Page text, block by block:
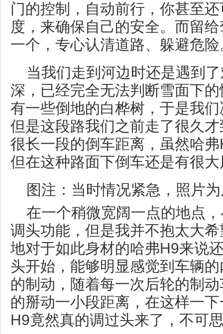
门的控制，自动前行，你甚至
度，来确保自己的安全。而留
一个，专心认清道路、躲避危险
当我们走到河边时还是遇到
深，已经完全无法判断雪面下
有一些倒地的白桦树，于是我
但是这段路我们之前走了很久
很长一段的倒车距离，虽然哈
但在这种路面下倒车还是有很
图注：当时情况紧急，照片
在一个稍微宽阔一点的地点
调头功能，但是我并不抱太大
地对于如此身材的哈弗H9来说
头开始，能够明显感觉到车辆
的制动，随着每一次后轮的制
的掰动一小段距离，在这样一
H9竟然真的调过头来了，不可